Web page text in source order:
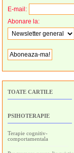
E-mail:
Abonare la:
TOATE CARTILE
PSIHOTERAPIE
Terapie cognitiv-
comportamentala